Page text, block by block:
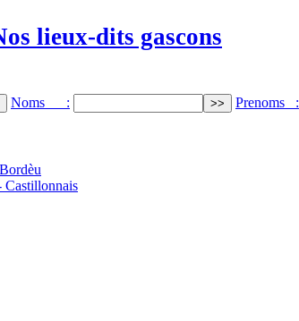
lieux-dits gascons
Noms : Prenoms :
Castillonnais